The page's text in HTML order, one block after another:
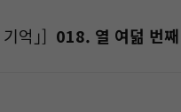
억｣] 018. 열 여덞 번